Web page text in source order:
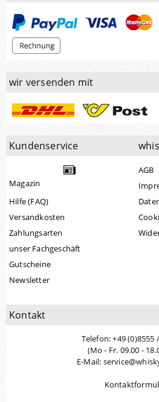
wir versenden mit
Kundenservice
Magazin
Hilfe (FAQ)
Versandkosten
Zahlungsarten
unser Fachgeschäft
Gutscheine
Newsletter
AGB
Kontakt
Telefon: +49 (0)8555
(Mo - Fr. 09.00 -
E-Mail: